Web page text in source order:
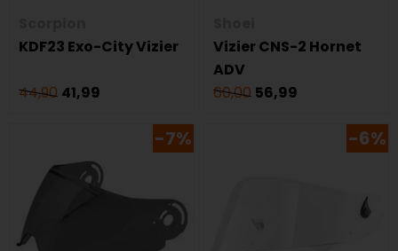
KDF23 Exo-City Vizier
44,90 41,99
Vizier CNS-2 Hornet
ADV
60,00 56,99
-7% -6%